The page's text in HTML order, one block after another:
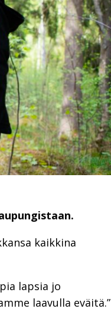
kaikkina
lapsia jo
laavulla eväitä.”